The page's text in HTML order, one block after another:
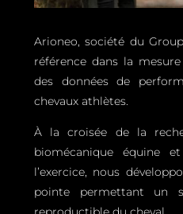
Arioneo, société du
référence dans la
des données de
chevaux athlètes.
À la croisée de la
biomécanique équine
l’exercice, nous
pointe permettant un